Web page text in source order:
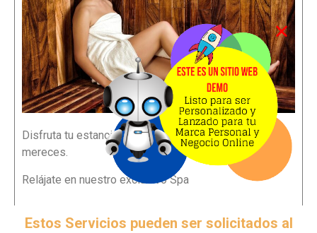
Disfruta tu estancia y dejanos consentirte como lo
mereces.
Relájate en nuestro exclusivo Spa
Estos Servicios pueden ser solicitados al